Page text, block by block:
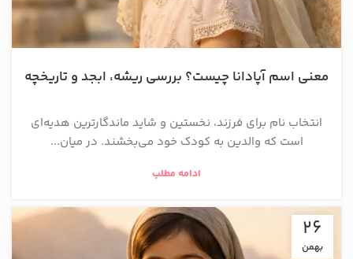
معنی اسم آپادانا چیست؟ بررسی ریشه، ابجد و تاریخچه
انتخاب نام برای فرزند، نخستین و شاید ماندگارترین هدیه‌ای
است که والدین به کودک خود می‌بخشند. در میان...
ادامه مطلب
26
بهمن